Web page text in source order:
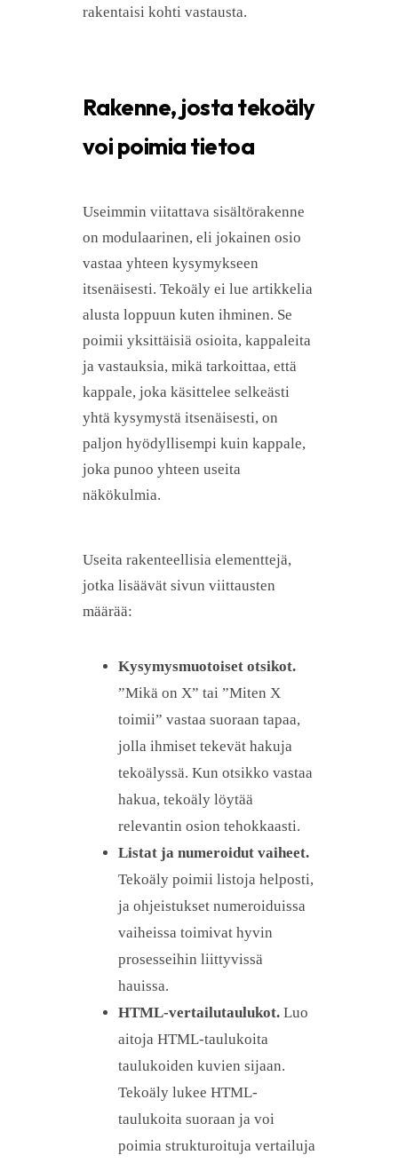
rakentaisi kohti vastausta.
Rakenne, josta tekoäly
voi poimia tietoa
Useimmin viitattava sisältörakenne
on modulaarinen, eli jokainen osio
vastaa yhteen kysymykseen
itsenäisesti. Tekoäly ei lue artikkelia
alusta loppuun kuten ihminen. Se
poimii yksittäisiä osioita, kappaleita
ja vastauksia, mikä tarkoittaa, että
kappale, joka käsittelee selkeästi
yhtä kysymystä itsenäisesti, on
paljon hyödyllisempi kuin kappale,
joka punoo yhteen useita
näkökulmia.
Useita rakenteellisia elementtejä,
jotka lisäävät sivun viittausten
määrää:
Kysymysmuotoiset otsikot.
”Mikä on X” tai ”Miten X
toimii” vastaa suoraan tapaa,
jolla ihmiset tekevät hakuja
tekoälyssä. Kun otsikko vastaa
hakua, tekoäly löytää
relevantin osion tehokkaasti.
Listat ja numeroidut vaiheet.
Tekoäly poimii listoja helposti,
ja ohjeistukset numeroiduissa
vaiheissa toimivat hyvin
prosesseihin liittyvissä
hauissa.
HTML-vertailutaulukot. Luo
aitoja HTML-taulukoita
taulukoiden kuvien sijaan.
Tekoäly lukee HTML-
taulukoita suoraan ja voi
poimia strukturoituja vertailuja